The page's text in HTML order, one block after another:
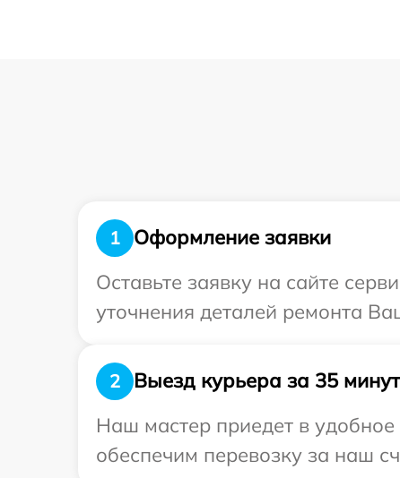
1
Оформление заявки
Оставьте заявку на сайте
уточнения деталей ремонта
2
Выезд курьера за 35 минут
Наш мастер приедет в
обеспечим перевозку за наш